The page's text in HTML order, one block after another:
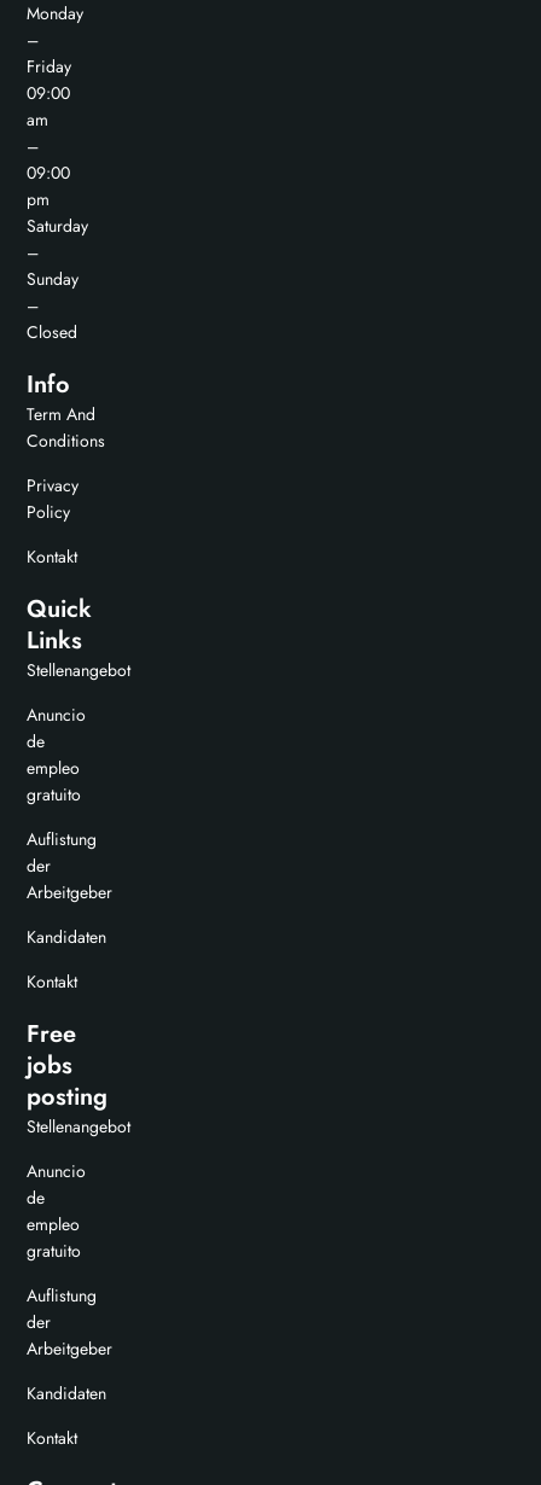
Monday
–
Friday
09:00
am
–
09:00
pm
Saturday
–
Sunday
–
Closed
Info
Term And
Conditions
Privacy
Policy
Kontakt
Quick
Links
Stellenangebot
Anuncio
de
empleo
gratuito
Auflistung
der
Arbeitgeber
Kandidaten
Kontakt
Free
jobs
posting
Stellenangebot
Anuncio
de
empleo
gratuito
Auflistung
der
Arbeitgeber
Kandidaten
Kontakt